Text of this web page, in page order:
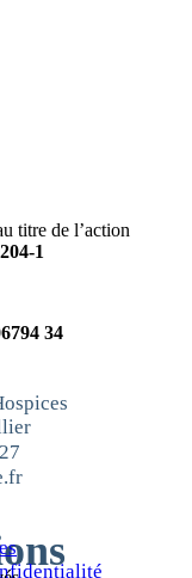
titre de l’action
1
34